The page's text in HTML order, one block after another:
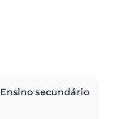
Ensino secundário